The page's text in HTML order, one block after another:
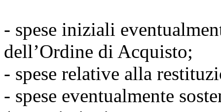
- spese iniziali
dell’Ordine di Acquisto;
- spese relative alla
- spese eventualmente